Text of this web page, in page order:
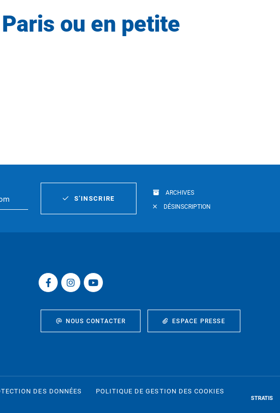
ou en petite
S’INSCRIRE
ARCHIVES
DÉSINSCRIPTION
NOUS CONTACTER ESPACE PRESSE
DES DONNÉES
POLITIQUE DE GESTION DES COOKIES
STRATIS